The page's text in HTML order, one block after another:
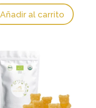
19,12 €
Añadir al carrito